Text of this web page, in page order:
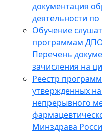
документация
деятельности
Обучение
программам
Перечень
зачисления на
Реестр
утвержденных
непрерывного
Минздрава